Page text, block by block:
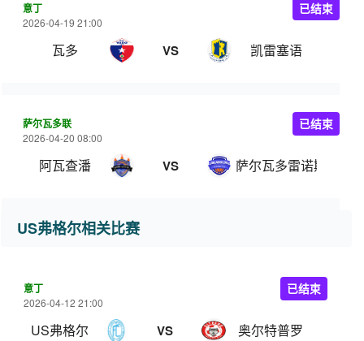
意丁
2026-04-19 21:00
瓦多 VS 凯雷塞语
已结束
萨尔瓦多联
2026-04-20 08:00
阿瓦查潘 VS 萨尔瓦多雷诺斯
已结束
US弗格尔相关比赛
意丁
2026-04-12 21:00
US弗格尔 VS 奥尔特普罗
已结束